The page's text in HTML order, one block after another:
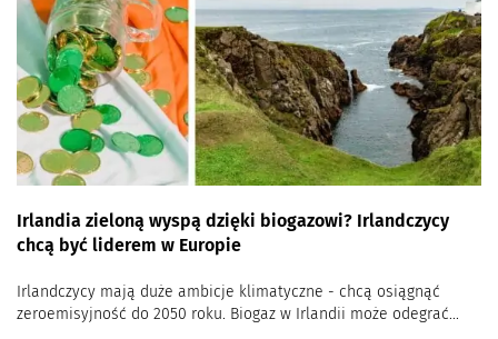
Irlandia zieloną wyspą dzięki biogazowi? Irlandczycy
chcą być liderem w Europie
Irlandczycy mają duże ambicje klimatyczne - chcą osiągnąć
zeroemisyjność do 2050 roku. Biogaz w Irlandii może odegrać...